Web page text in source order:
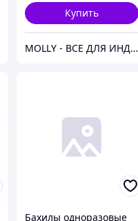
Купить
MOLLY - ВСЕ ДЛЯ ИНДУСТРИИ КРАСОТЫ
Бахилы одноразовые